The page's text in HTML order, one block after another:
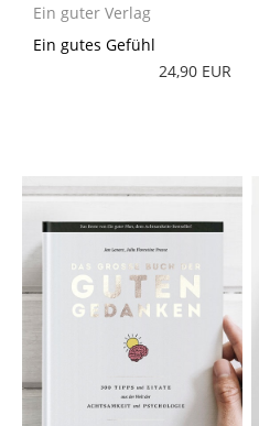
Ein guter Verlag
Ein gutes Gefühl
24,90 EUR